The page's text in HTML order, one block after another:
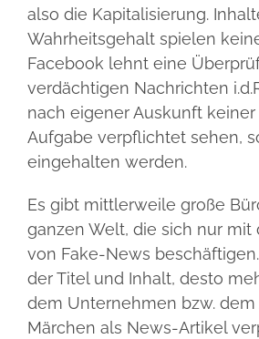
also die Kapitalisierung.
Wahrheitsgehalt spielen
Facebook lehnt eine
verdächtigen Nachrichten
nach eigener Auskunft
Aufgabe verpflichtet sehen,
eingehalten werden.
Es gibt mittlerweile große
ganzen Welt, die sich nur mit
von Fake-News
der Titel und Inhalt, desto
dem Unternehmen bzw. dem
Märchen als News-Artikel